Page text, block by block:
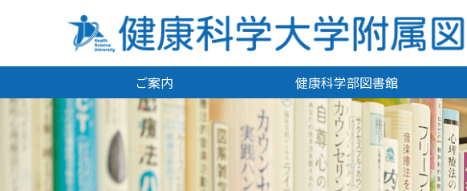
ご案内 健康科学部図書館